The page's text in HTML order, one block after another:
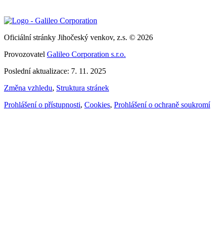
Oficiální stránky Jihočeský venkov, z.s. © 2026
Provozovatel Galileo Corporation s.r.o.
Poslední aktualizace: 7. 11. 2025
Změna vzhledu, Struktura stránek
Prohlášení o přístupnosti, Cookies, Prohlášení o ochraně soukromí